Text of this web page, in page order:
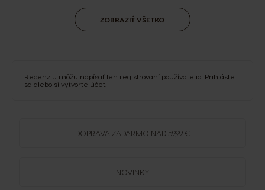
ZOBRAZIŤ VŠETKO
Recenziu môžu napísať len registrovaní používatelia. Prihláste
sa alebo si vytvorte účet
DOPRAVA ZADARMO NAD 59,99 €
NOVINKY